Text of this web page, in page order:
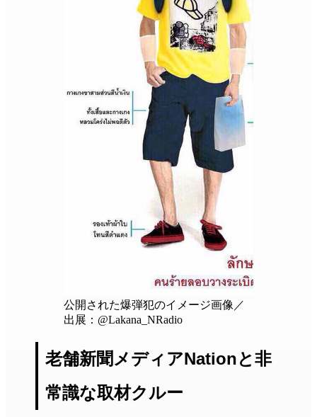
公開された爆弾犯のイメージ画像／
出展：@Lakana_NRadio
老舗新聞メディアNationと非
常識な取材クルー